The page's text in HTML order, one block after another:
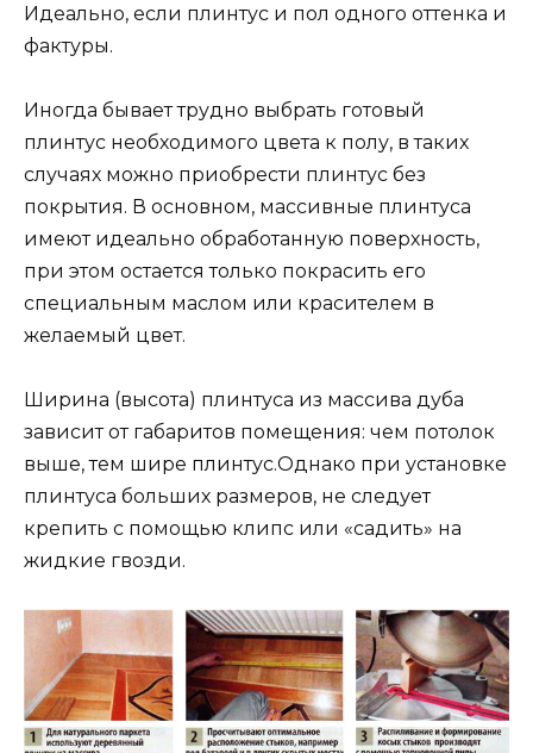
Идеально, если плинтус и пол одного оттенка и
фактуры.
Иногда бывает трудно выбрать готовый
плинтус необходимого цвета к полу, в таких
случаях можно приобрести плинтус без
покрытия. В основном, массивные плинтуса
имеют идеально обработанную поверхность,
при этом остается только покрасить его
специальным маслом или красителем в
желаемый цвет.
Ширина (высота) плинтуса из массива дуба
зависит от габаритов помещения: чем потолок
выше, тем шире плинтус.Однако при установке
плинтуса больших размеров, не следует
крепить с помощью клипс или «садить» на
жидкие гвозди.